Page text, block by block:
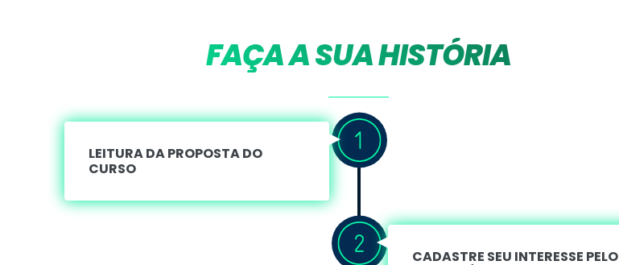
FAÇA A SUA HISTÓRIA
LEITURA DA PROPOSTA DO
CURSO
CADASTRE SEU INTERESSE PELO